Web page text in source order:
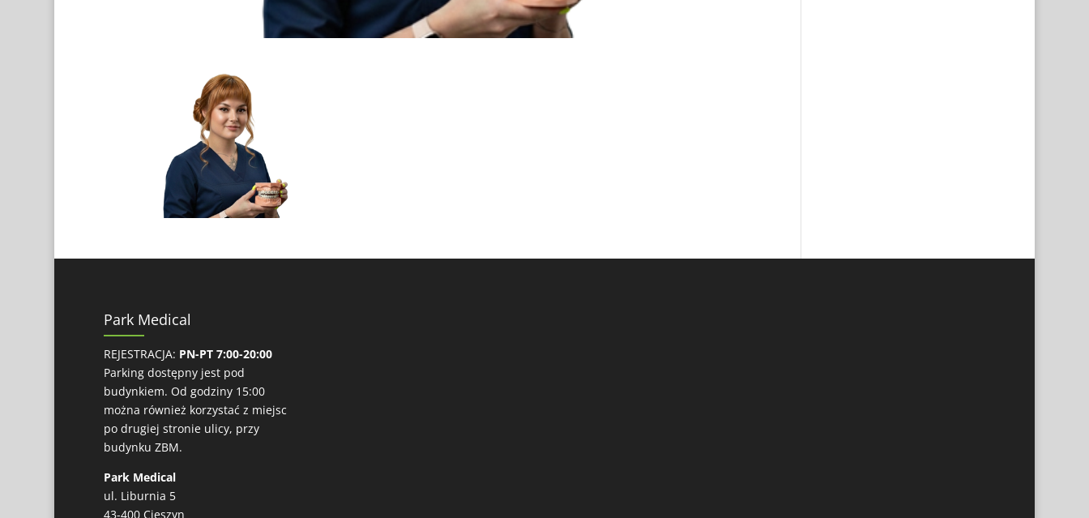
Park Medical
REJESTRACJA: PN-PT 7:00-20:00
Parking dostępny jest pod
budynkiem. Od godziny 15:00
można również korzystać z miejsc
po drugiej stronie ulicy, przy
budynku ZBM.
Park Medical
ul. Liburnia 5
43-400 Cieszyn